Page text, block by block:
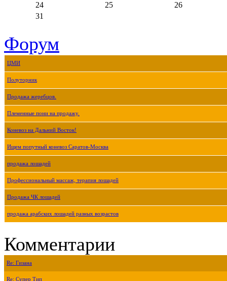
24
25
26
31
Форум
ЦМИ
Полуторник
Продажа жеребцов.
Племенные пони на продажу.
Коневоз на Дальний Восток!
Ищем попутный коневоз Саратов-Москва
продажа лошадей
Профессиональный массаж, терапия лошадей
Продажа ЧК лошадей
продажа арабских лошадей разных возрастов
Комментарии
Re: Гизана
Re: Супер Тип